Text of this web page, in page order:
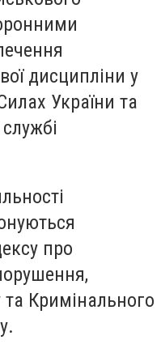
дисципліни у
України та
про
Кримінального